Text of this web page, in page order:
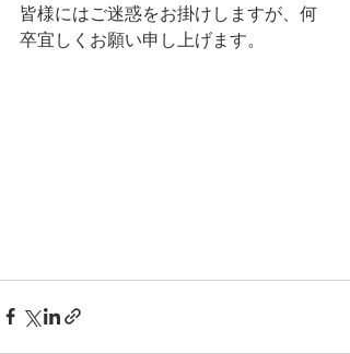
皆様にはご迷惑をお掛けしますが、何
卒宜しくお願い申し上げます。